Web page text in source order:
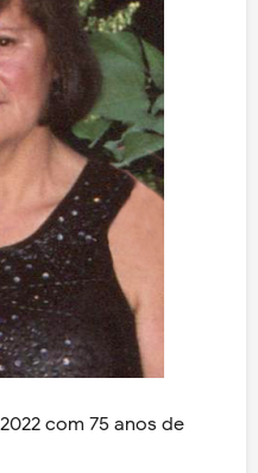
com 75 anos de